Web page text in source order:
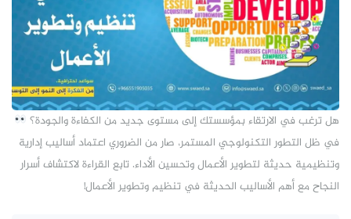
هل ترغب في الارتقاء بمؤسستك إلى مستوى جديد من الكفاءة والجودة؟
في ظل التطور التكنولوجي المستمر، صار من الضروري اعتماد أساليب إدارية
وتنظيمية حديثة لتطوير الأعمال وتحسين الأداء. تابع القراءة لاكتشاف أسرار
النجاح مع أهم الأساليب الحديثة في تنظيم وتطوير الأعمال!